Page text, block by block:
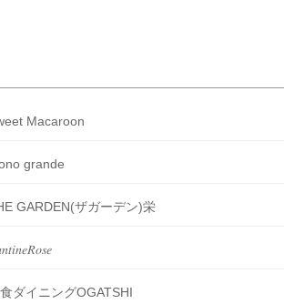
Macaroon
grande
GARDEN(ザガーデン)栄
ダイニングOGATSHI